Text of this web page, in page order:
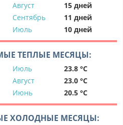
Август
15 дней
Сентябрь
11 дней
Июль
10 дней
ТЕПЛЫЕ МЕСЯЦЫ:
Июль
23.8 °C
Август
23.0 °C
Июнь
20.5 °C
ХОЛОДНЫЕ МЕСЯЦЫ: